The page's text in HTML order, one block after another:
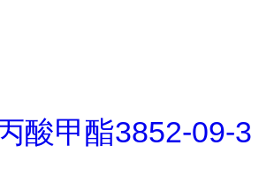
酸甲酯3852-09-3